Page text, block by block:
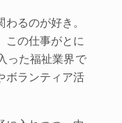
るのが好き。
この仕事がとに
った福祉業界で
ボランティア活